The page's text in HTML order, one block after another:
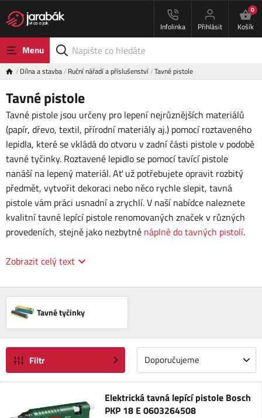
Infolinka Přihlásit
0
Košík
Menu
Dílna a stavba Ruční nářadí a příslušenství Tavné pistole
Tavné pistole
Tavné pistole jsou určeny pro lepení nejrůznějších materiálů
(papír, dřevo, textil, přírodní materiály aj.) pomocí roztaveného
lepidla, které se vkládá do otvoru v zadní části pistole v podobě
tavné tyčinky. Roztavené lepidlo se pomocí tavící pistole
nanáší na lepený materiál. Ať už potřebujete opravit rozbitý
předmět, vytvořit dekoraci nebo něco rychle slepit, tavná
pistole vám práci usnadní a zrychlí. V naší nabídce naleznete
kvalitní tavné lepící pistole renomovaných značek v různých
provedeních, stejně jako nezbytné náplně do tavných pistolí.
Zobrazit celý text
Tavné tyčinky
Filtr Doporučujeme
Elektrická tavná lepící pistole Bosch
PKP 18 E 0603264508